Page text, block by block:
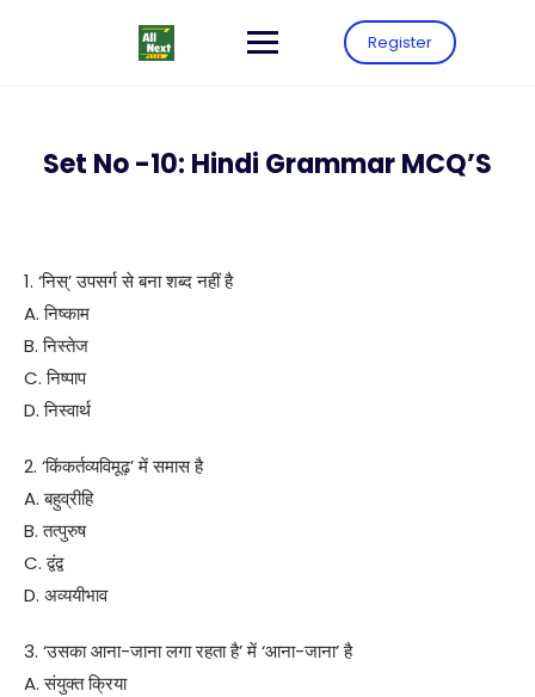
Register
Set No -10: Hindi Grammar MCQ’S
1. ‘निस्’ उपसर्ग से बना शब्द नहीं है
A. निष्काम
B. निस्तेज
C. निष्पाप
D. निस्वार्थ
2. ‘किंकर्तव्यविमूढ़’ में समास है
A. बहुव्रीहि
B. तत्पुरुष
C. द्वंद्व
D. अव्ययीभाव
3. ‘उसका आना-जाना लगा रहता है’ में ‘आना-जाना’ है
A. संयुक्त क्रिया